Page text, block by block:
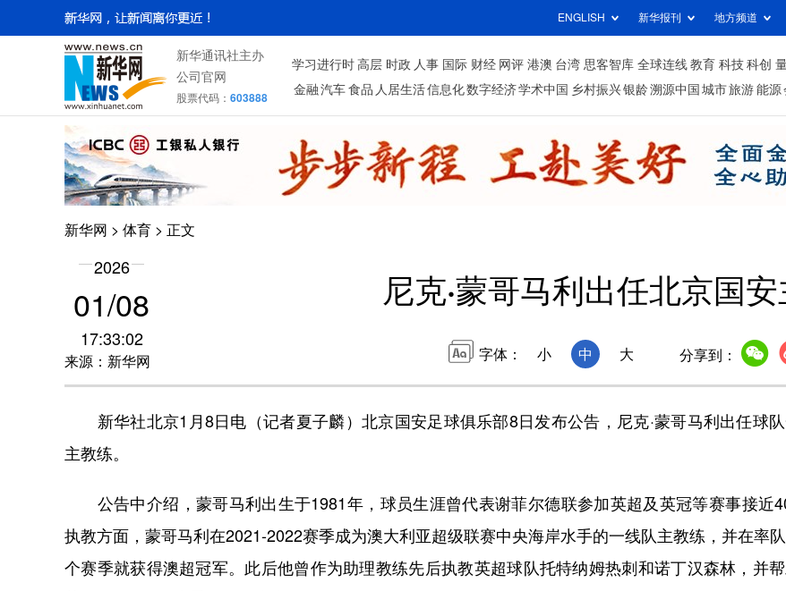
ENGLISH 新华报刊 地方频道
新华通讯社主办
公司官网
股票代码： 603888
学习进行时 高层 时政 人事 国际 财经 网评 港澳 台湾 思客智库 全球连线 教育 科技 科创
金融 汽车 食品 人居生活信息化数字经济学术中国 乡村振兴银龄溯源中国 城市旅游 能源
新华网 > 体育 > 正文
2026
01/08
17:33:02
来源：新华网
尼克·蒙哥马利出任北京国
字体： 小 中 大 分享到：
新华社北京1月8日电（记者夏子麟）北京国安足球俱乐部8日发布公告，尼克·蒙哥马利出任球队
主教练。
公告中介绍，蒙哥马利出生于1981年，球员生涯曾代表谢菲尔德联参加英超及英冠等赛事接近
执教方面，蒙哥马利在2021-2022赛季成为澳大利亚超级联赛中央海岸水手的一线队主教练，并在率
个赛季就获得澳超冠军。此后他曾作为助理教练先后执教英超球队托特纳姆热刺和诺丁汉森林，并帮